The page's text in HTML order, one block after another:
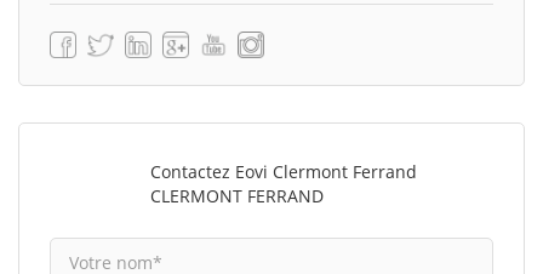
Contactez Eovi Clermont Ferrand
CLERMONT FERRAND